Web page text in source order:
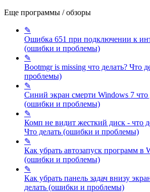
Еще программы / обзоры
✎
Ошибка 651 при подключении к
(ошибки и проблемы)
✎
Bootmgr is missing что делать? Что
проблемы)
✎
Синий экран смерти Windows 7 что
(ошибки и проблемы)
✎
Комп не видит жесткий диск - что
Что делать (ошибки и проблемы)
✎
Как убрать автозапуск программ в
(ошибки и проблемы)
✎
Как убрать панель задач внизу
делать (ошибки и проблемы)